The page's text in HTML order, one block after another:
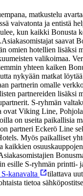
matkustelu
vaivatonta ja entistä
kun kaikki Bonusta
Asiakasomistajat saavat
omien hotellien lisäksi
valikoimaa.
yhteen kaiken
nykyään matkat
partnerin omalle
partnereiden lisäksi
S-ryhmän
ovat Viking Line,
on useita paikallisia
partneri Eckerö Line
Myös paikalliset
kaikkien osuuskauppojen
esille S-ryhmän printti-
kanavalta
tilattava
tietoa